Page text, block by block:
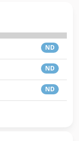
ND
ND
ND